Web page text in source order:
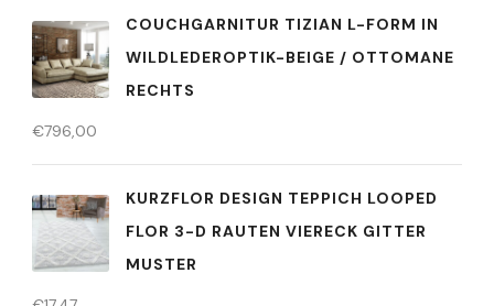
COUCHGARNITUR TIZIAN L-FORM IN
WILDLEDEROPTIK-BEIGE / OTTOMANE
RECHTS
€796,00
KURZFLOR DESIGN TEPPICH LOOPED
FLOR 3-D RAUTEN VIERECK GITTER
MUSTER